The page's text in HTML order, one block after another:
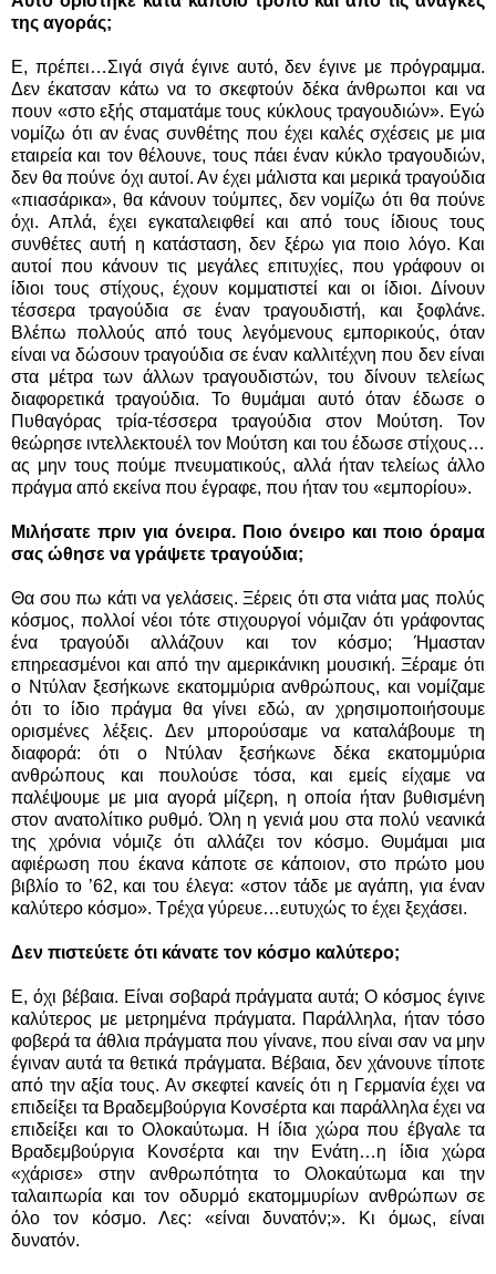
της αγοράς;
Ε, πρέπει…Σιγά σιγά έγινε αυτό, δεν έγινε με πρόγραμμα.
Δεν έκατσαν κάτω να το σκεφτούν δέκα άνθρωποι και να
πουν «στο εξής σταματάμε τους κύκλους τραγουδιών». Εγώ
νομίζω ότι αν ένας συνθέτης που έχει καλές σχέσεις με μια
εταιρεία και τον θέλουνε, τους πάει έναν κύκλο τραγουδιών,
δεν θα πούνε όχι αυτοί. Αν έχει μάλιστα και μερικά τραγούδια
«πιασάρικα», θα κάνουν τούμπες, δεν νομίζω ότι θα πούνε
όχι. Απλά, έχει εγκαταλειφθεί και από τους ίδιους τους
συνθέτες αυτή η κατάσταση, δεν ξέρω για ποιο λόγο. Και
αυτοί που κάνουν τις μεγάλες επιτυχίες, που γράφουν οι
ίδιοι τους στίχους, έχουν κομματιστεί και οι ίδιοι. Δίνουν
τέσσερα τραγούδια σε έναν τραγουδιστή, και ξοφλάνε.
Βλέπω πολλούς από τους λεγόμενους εμπορικούς, όταν
είναι να δώσουν τραγούδια σε έναν καλλιτέχνη που δεν είναι
στα μέτρα των άλλων τραγουδιστών, του δίνουν τελείως
διαφορετικά τραγούδια. Το θυμάμαι αυτό όταν έδωσε ο
Πυθαγόρας τρία-τέσσερα τραγούδια στον Μούτση. Τον
θεώρησε ιντελλεκτουέλ τον Μούτση και του έδωσε στίχους…
ας μην τους πούμε πνευματικούς, αλλά ήταν τελείως άλλο
πράγμα από εκείνα που έγραφε, που ήταν του «εμπορίου».
Μιλήσατε πριν για όνειρα. Ποιο όνειρο και ποιο όραμα
σας ώθησε να γράψετε τραγούδια;
Θα σου πω κάτι να γελάσεις. Ξέρεις ότι στα νιάτα μας πολύς
κόσμος, πολλοί νέοι τότε στιχουργοί νόμιζαν ότι γράφοντας
ένα τραγούδι αλλάζουν και τον κόσμο; Ήμασταν
επηρεασμένοι και από την αμερικάνικη μουσική. Ξέραμε ότι
ο Ντύλαν ξεσήκωνε εκατομμύρια ανθρώπους, και νομίζαμε
ότι το ίδιο πράγμα θα γίνει εδώ, αν χρησιμοποιήσουμε
ορισμένες λέξεις. Δεν μπορούσαμε να καταλάβουμε τη
διαφορά: ότι ο Ντύλαν ξεσήκωνε δέκα εκατομμύρια
ανθρώπους και πουλούσε τόσα, και εμείς είχαμε να
παλέψουμε με μια αγορά μίζερη, η οποία ήταν βυθισμένη
στον ανατολίτικο ρυθμό. Όλη η γενιά μου στα πολύ νεανικά
της χρόνια νόμιζε ότι αλλάζει τον κόσμο. Θυμάμαι μια
αφιέρωση που έκανα κάποτε σε κάποιον, στο πρώτο μου
βιβλίο το ’62, και του έλεγα: «στον τάδε με αγάπη, για έναν
καλύτερο κόσμο». Τρέχα γύρευε…ευτυχώς το έχει ξεχάσει.
Δεν πιστεύετε ότι κάνατε τον κόσμο καλύτερο;
Ε, όχι βέβαια. Είναι σοβαρά πράγματα αυτά; Ο κόσμος έγινε
καλύτερος με μετρημένα πράγματα. Παράλληλα, ήταν τόσο
φοβερά τα άθλια πράγματα που γίνανε, που είναι σαν να μην
έγιναν αυτά τα θετικά πράγματα. Βέβαια, δεν χάνουνε τίποτε
από την αξία τους. Αν σκεφτεί κανείς ότι η Γερμανία έχει να
επιδείξει τα Βραδεμβούργια Κονσέρτα και παράλληλα έχει να
επιδείξει και το Ολοκαύτωμα. Η ίδια χώρα που έβγαλε τα
Βραδεμβούργια Κονσέρτα και την Ενάτη…η ίδια χώρα
«χάρισε» στην ανθρωπότητα το Ολοκαύτωμα και την
ταλαιπωρία και τον οδυρμό εκατομμυρίων ανθρώπων σε
όλο τον κόσμο. Λες: «είναι δυνατόν;». Κι όμως, είναι
δυνατόν.